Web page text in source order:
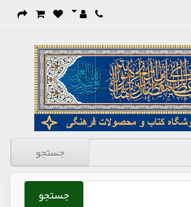
جستجو
جستجو